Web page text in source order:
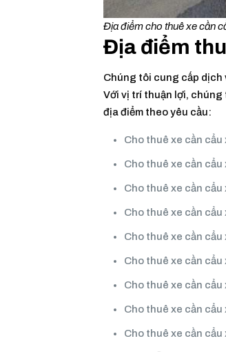
Địa điểm cho thuê xe cần
Địa điểm
Chúng tôi cung cấp dịch
Với vị trí thuận lợi, chúng
địa điểm theo yêu cầu:
Cho thuê xe cần cẩu
Cho thuê xe cần cẩu
Cho thuê xe cần cẩu
Cho thuê xe cần cẩu
Cho thuê xe cần cẩu
Cho thuê xe cần cẩu
Cho thuê xe cần cẩu
Cho thuê xe cần cẩu
Cho thuê xe cần